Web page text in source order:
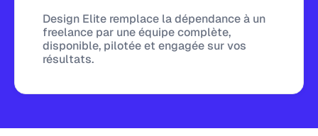
Design Elite remplace la dépendance à un
freelance par une équipe complète,
disponible, pilotée et engagée sur vos
résultats.